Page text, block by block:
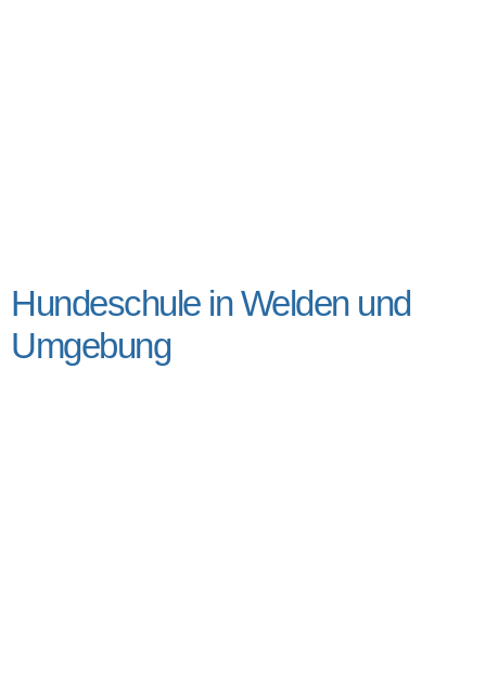
Hundeschule in Welden und
Umgebung